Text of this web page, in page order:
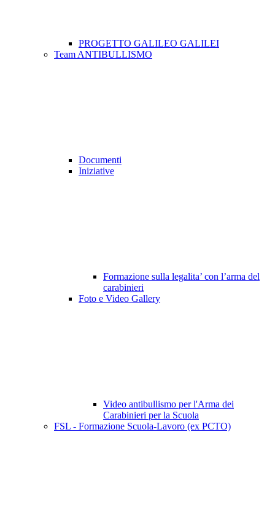
PROGETTO GALILEO GALILEI
Team ANTIBULLISMO
Documenti
Iniziative
Formazione sulla legalita’ con l’arma del
carabinieri
Foto e Video Gallery
Video antibullismo per l'Arma dei
Carabinieri per la Scuola
FSL - Formazione Scuola-Lavoro (ex PCTO)